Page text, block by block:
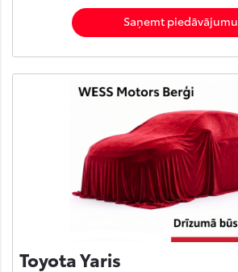
Saņemt piedāvājumu
Toyota Yaris